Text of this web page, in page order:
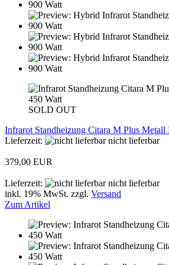
SOLD OUT
Infrarot Standheizung Citara M Plus Metall
Lieferzeit:
nicht lieferbar
379,00 EUR
Lieferzeit:
nicht lieferbar
inkl. 19% MwSt. zzgl. Versand
Zum Artikel